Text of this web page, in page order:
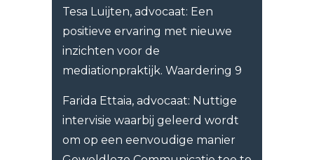
Tesa Luijten, advocaat: Een
positieve ervaring met nieuwe
inzichten voor de
mediationpraktijk. Waardering 9
Farida Ettaia, advocaat: Nuttige
intervisie waarbij geleerd wordt
om op een eenvoudige manier